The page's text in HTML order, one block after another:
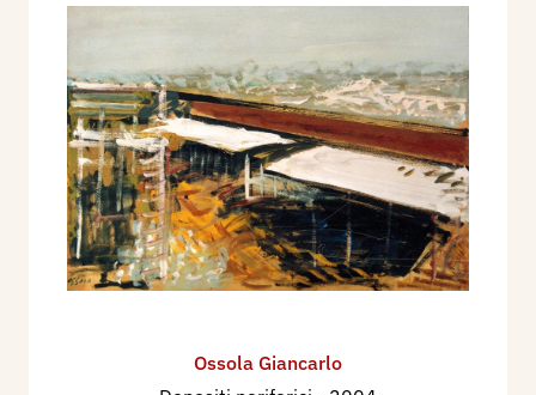
Ossola Giancarlo